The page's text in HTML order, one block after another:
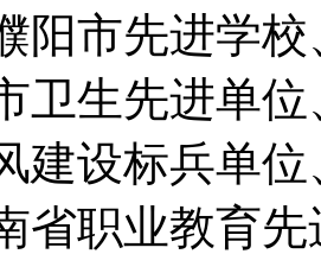
阳市先进学
卫生先进单
建设标兵单
省职业教育